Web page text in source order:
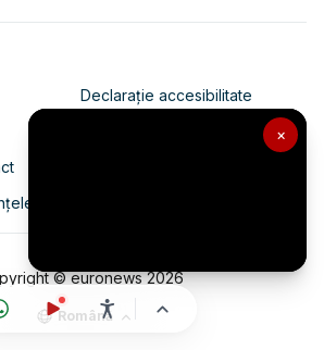
×
Declarație accesibilitate
Politica de confidențialitate
© euronews2026
Română